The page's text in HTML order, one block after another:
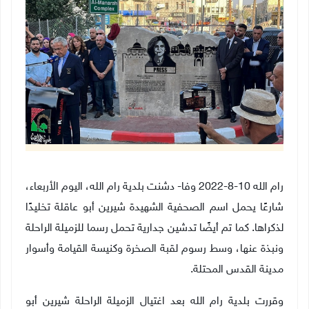
رام الله ‏10‏-8‏-2022 وفا- دشنت بلدية رام الله، اليوم الأربعاء،
شارعًا يحمل اسم الصحفية الشهيدة شيرين أبو عاقلة تخليدًا
لذكراها. كما تم أيضًا تدشين جدارية تحمل رسما للزميلة الراحلة
ونبذة عنها، وسط رسوم لقبة الصخرة وكنيسة القيامة وأسوار
مدينة القدس المحتلة.
وقررت بلدية رام الله بعد اغتيال الزميلة الراحلة شيرين أبو